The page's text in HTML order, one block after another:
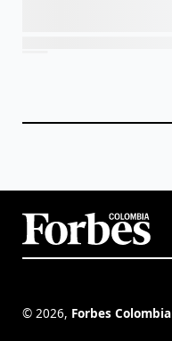
© 2026, Forbes Colombia